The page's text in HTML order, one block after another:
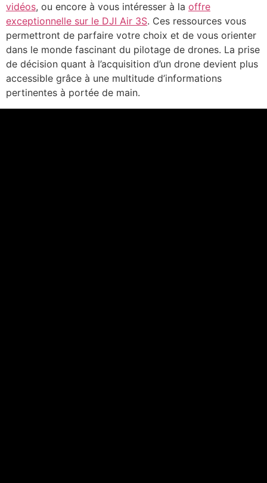
vidéos, ou encore à vous intéresser à la offre
exceptionnelle sur le DJI Air 3S. Ces ressources vous
permettront de parfaire votre choix et de vous orienter
dans le monde fascinant du pilotage de drones. La prise
de décision quant à l’acquisition d’un drone devient plus
accessible grâce à une multitude d’informations
pertinentes à portée de main.